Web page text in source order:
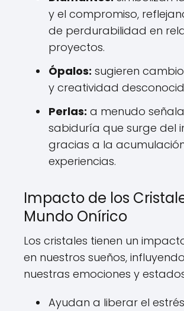
y el compromiso,
de perdurabilidad en
proyectos.
Ópalos: sugieren
y creatividad
Perlas: a menudo
sabiduría que surge del
gracias a la
experiencias.
Impacto de los
Mundo Onírico
Los cristales tienen un
en nuestros sueños,
nuestras emociones y
Ayudan a liberar el